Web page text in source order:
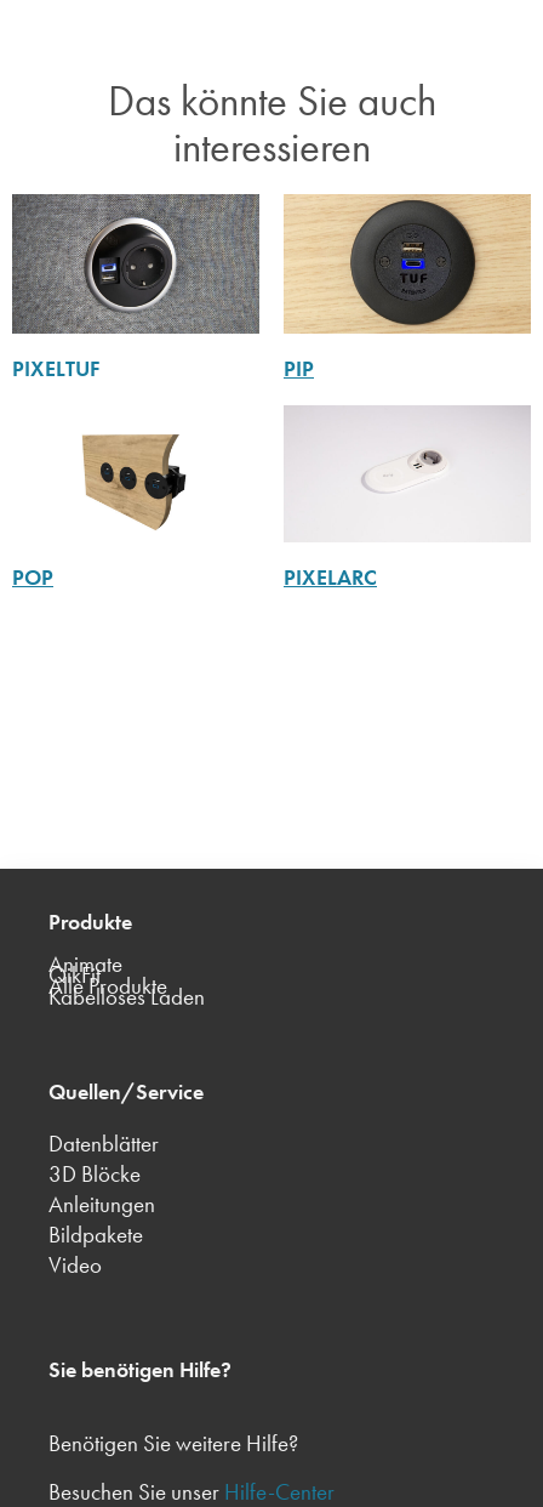
Das könnte Sie auch
interessieren​
PIXELTUF PIP
POP PIXELARC
Produkte
Animate
QikFit
Alle Produkte
Kabelloses Laden
Quellen/Service
Datenblätter
3D Blöcke
Anleitungen
Bildpakete
Video
Sie benötigen Hilfe?
Benötigen Sie weitere Hilfe?
Besuchen Sie unser Hilfe-Center